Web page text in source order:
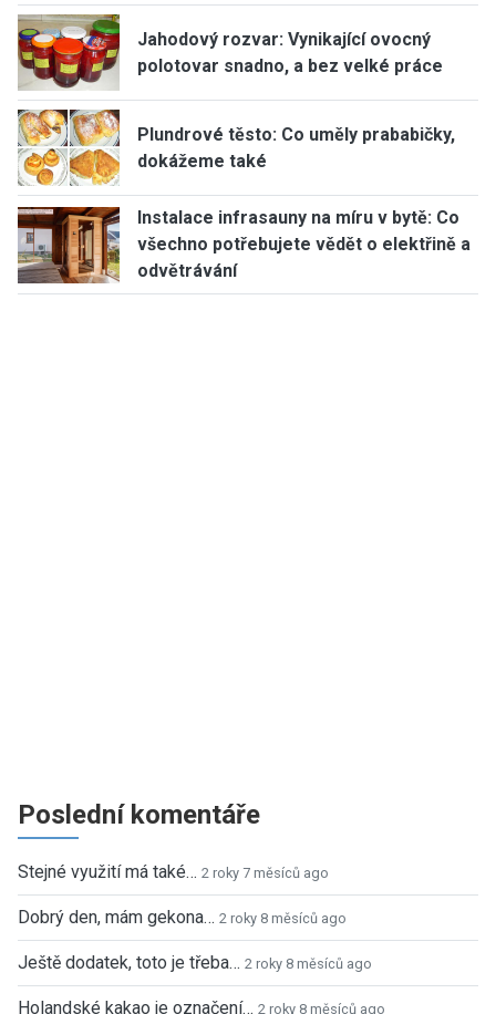
Jahodový rozvar: Vynikající ovocný
polotovar snadno, a bez velké práce
Plundrové těsto: Co uměly prababičky,
dokážeme také
Instalace infrasauny na míru v bytě: Co
všechno potřebujete vědět o elektřině a
odvětrávání
Poslední komentáře
Stejné využití má také… 2 roky 7 měsíců ago
Dobrý den, mám gekona… 2 roky 8 měsíců ago
Ještě dodatek, toto je třeba… 2 roky 8 měsíců ago
Holandské kakao je označení… 2 roky 8 měsíců ago